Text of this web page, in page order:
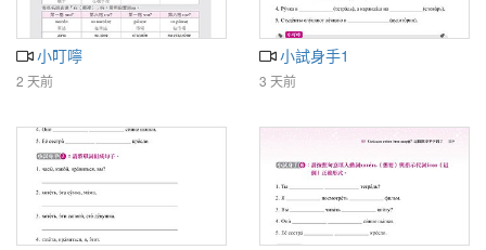
小叮嚀
2 天前
小試身手1
3 天前